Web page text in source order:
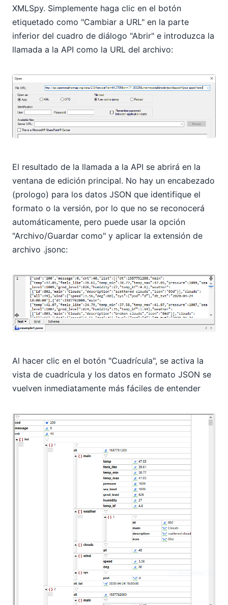
XMLSpy. Simplemente haga clic en el botón
etiquetado como "Cambiar a URL" en la parte
inferior del cuadro de diálogo "Abrir" e introduzca la
llamada a la API como la URL del archivo:
El resultado de la llamada a la API se abrirá en la
ventana de edición principal. No hay un encabezado
(prologo) para los datos JSON que identifique el
formato o la versión, por lo que no se reconocerá
automáticamente, pero puede usar la opción
"Archivo/Guardar como" y aplicar la extensión de
archivo .jsonc:
Al hacer clic en el botón "Cuadrícula", se activa la
vista de cuadrícula y los datos en formato JSON se
vuelven inmediatamente más fáciles de entender